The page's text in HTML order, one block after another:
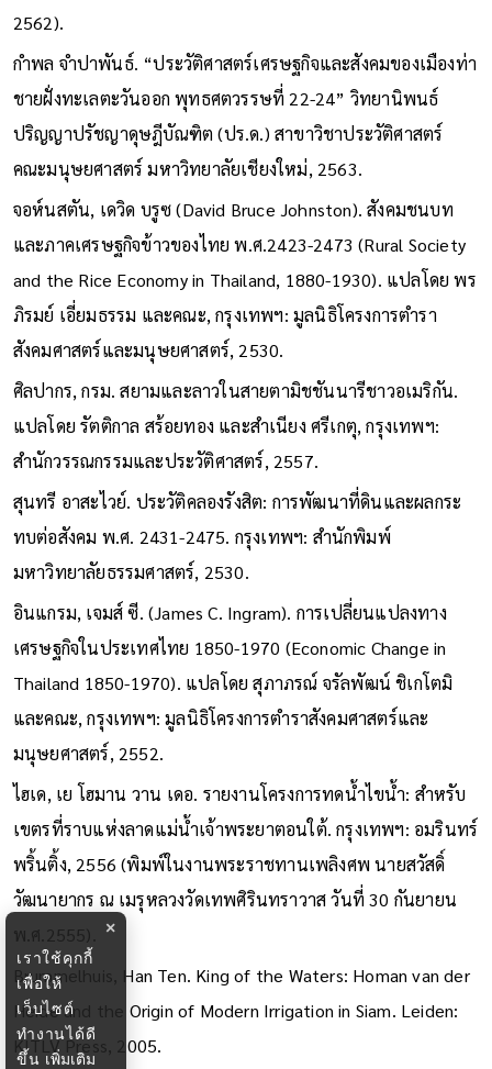
2562).
กำพล จำปาพันธ์. “ประวัติศาสตร์เศรษฐกิจและสังคมของเมืองท่า
ชายฝั่งทะเลตะวันออก พุทธศตวรรษที่ 22-24” วิทยานิพนธ์
ปริญญาปรัชญาดุษฎีบัณฑิต (ปร.ด.) สาขาวิชาประวัติศาสตร์
คณะมนุษยศาสตร์ มหาวิทยาลัยเชียงใหม่, 2563.
จอห์นสตัน, เดวิด บรูซ (David Bruce Johnston). สังคมชนบท
และภาคเศรษฐกิจข้าวของไทย พ.ศ.2423-2473 (Rural Society
and the Rice Economy in Thailand, 1880-1930). แปลโดย พร
ภิรมย์ เอี่ยมธรรม และคณะ, กรุงเทพฯ: มูลนิธิโครงการตำรา
สังคมศาสตร์และมนุษยศาสตร์, 2530.
ศิลปากร, กรม. สยามและลาวในสายตามิชชันนารีชาวอเมริกัน.
แปลโดย รัตติกาล สร้อยทอง และสำเนียง ศรีเกตุ, กรุงเทพฯ:
สำนักวรรณกรรมและประวัติศาสตร์, 2557.
สุนทรี อาสะไวย์. ประวัติคลองรังสิต: การพัฒนาที่ดินและผลกระ
ทบต่อสังคม พ.ศ. 2431-2475. กรุงเทพฯ: สำนักพิมพ์
มหาวิทยาลัยธรรมศาสตร์, 2530.
อินแกรม, เจมส์ ซี. (James C. Ingram). การเปลี่ยนแปลงทาง
เศรษฐกิจในประเทศไทย 1850-1970 (Economic Change in
Thailand 1850-1970). แปลโดย สุภาภรณ์ จรัลพัฒน์ ชิเกโตมิ
และคณะ, กรุงเทพฯ: มูลนิธิโครงการตำราสังคมศาสตร์และ
มนุษยศาสตร์, 2552.
ไฮเด, เย โฮมาน วาน เดอ. รายงานโครงการทดน้ำไขน้ำ: สำหรับ
เขตรที่ราบแห่งลาดแม่น้ำเจ้าพระยาตอนใต้. กรุงเทพฯ: อมรินทร์
พริ้นติ้ง, 2556 (พิมพ์ในงานพระราชทานเพลิงศพ นายสวัสดิ์
วัฒนายากร ณ เมรุหลวงวัดเทพศิรินทราวาส วันที่ 30 กันยายน
พ.ศ.2555).
Brummelhuis, Han Ten. King of the Waters: Homan van der
Heide and the Origin of Modern Irrigation in Siam. Leiden:
KITLV Press, 2005.
×
เราใช้คุกกี้
เพื่อให้
เว็บไซต์
ทำงานได้ดี
ขึ้นเพิ่มเติม